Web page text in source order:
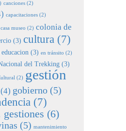
canciones (2)
capacitaciones (2)
casa museo (2) colonia de
(3) cultura (7)
educacion (3) en tránsito (2)
del Trekking (3)
(2) gestión
(4) gobierno (5)
(7)
gestiones (6)
(5) mantenimiento